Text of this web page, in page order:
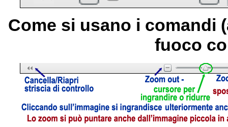
Come si usano i comandi
fuoco